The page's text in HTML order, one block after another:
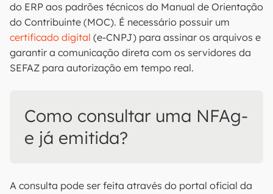
do ERP aos padrões técnicos do Manual de Orientação
do Contribuinte (MOC). É necessário possuir um
certificado digital (e-CNPJ) para assinar os arquivos e
garantir a comunicação direta com os servidores da
SEFAZ para autorização em tempo real.
Como consultar uma NFAg-
e já emitida?
A consulta pode ser feita através do portal oficial da